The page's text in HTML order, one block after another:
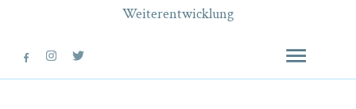
Weiterentwicklung